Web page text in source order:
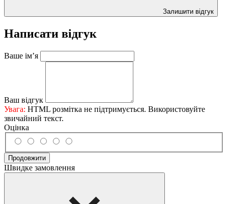
Залишити відгук
Написати відгук
Ваше ім’я
Ваш відгук
Увага: HTML розмітка не підтримується. Використовуйте
звичайний текст.
Оцінка
Продовжити
Швидке замовлення